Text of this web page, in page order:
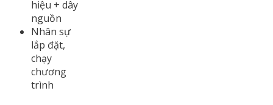
hiệu + dây
nguồn
Nhân sự
lắp đặt,
chạy
chương
trình